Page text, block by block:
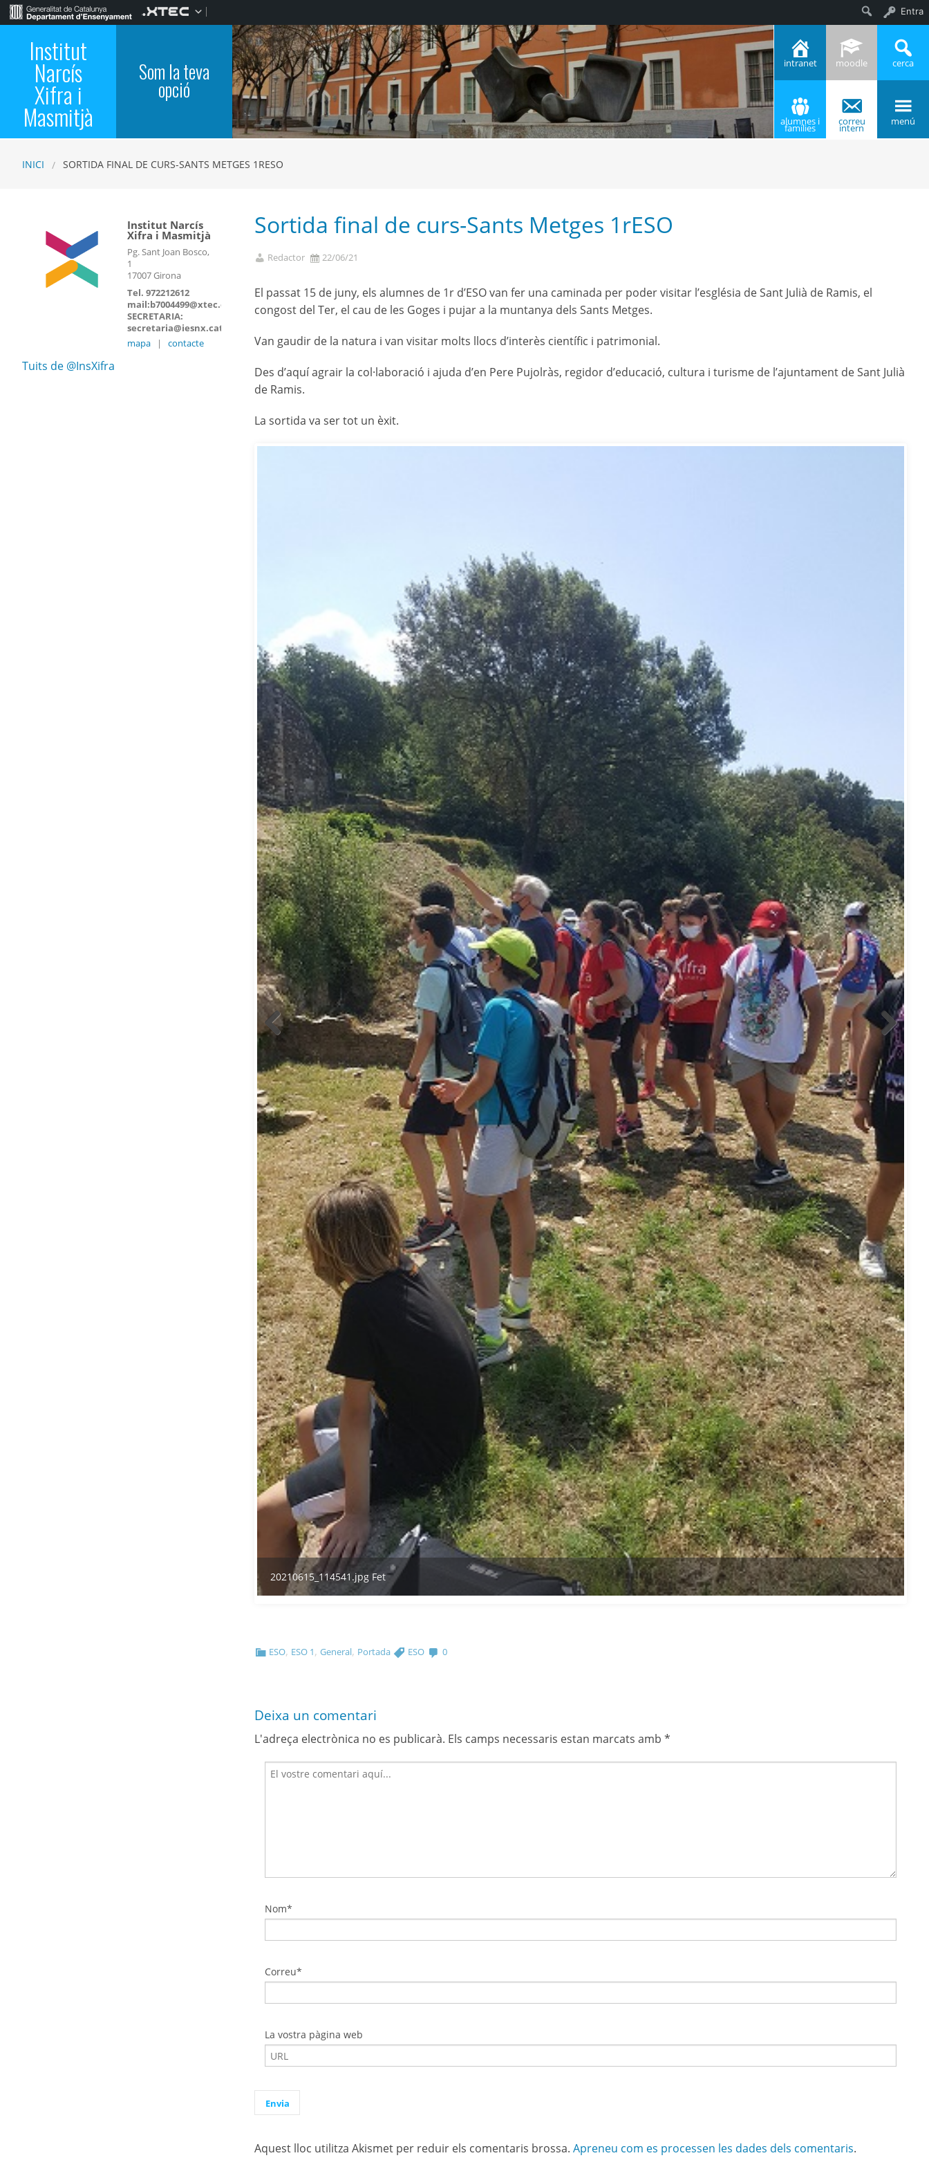
Institut
Narcís
Xifra i
Masmitjà
Som la teva
opció
intranet moodle cerca
alumnes i
famílies
correu
intern
menú
INICI SORTIDA FINAL DE CURS-SANTS METGES 1RESO
Sortida final de curs-Sants Metges 1rESO
Redactor 22/06/21
El passat 15 de juny, els alumnes de 1r d’ESO van fer una caminada per poder visitar l’església de Sant Julià de Ramis, el
congost del Ter, el cau de les Goges i pujar a la muntanya dels Sants Metges.
Van gaudir de la natura i van visitar molts llocs d’interès científic i patrimonial.
Des d’aquí agrair la col·laboració i ajuda d’en Pere Pujolràs, regidor d’educació, cultura i turisme de l’ajuntament de Sant Julià
de Ramis.
La sortida va ser tot un èxit.
ESO, ESO 1,General, Portada ESO 0
Deixa un comentari
L'adreça electrònica no es publicarà. Els camps necessaris estan marcats amb *
Nom*
Correu*
La vostra pàgina web
Aquest lloc utilitza Akismet per reduir els comentaris brossa. Apreneu com es processen les dades dels comentaris.
Institut Narcís
Xifra i Masmitjà
Pg. Sant Joan Bosco,
1
17007 Girona
Tel. 972212612
mail:b7004499@xtec.cat
SECRETARIA:
secretaria@iesnx.cat
mapa
| contacte
Tuits de @InsXifra
Entra